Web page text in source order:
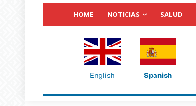
HOME NOTICIAS SALUD
English Spanish